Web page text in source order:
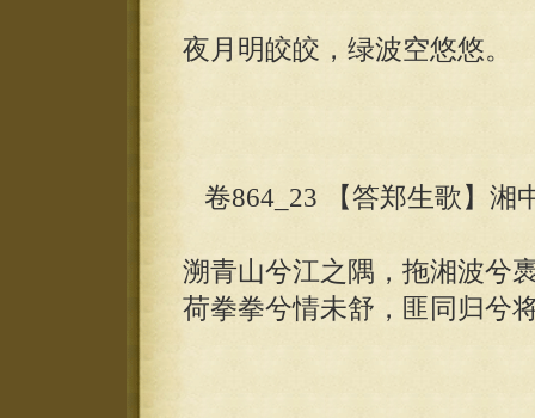
夜月明皎皎，绿波空悠悠。
卷864_23 【答郑生歌】湘
溯青山兮江之隅，拖湘波兮
荷拳拳兮情未舒，匪同归兮